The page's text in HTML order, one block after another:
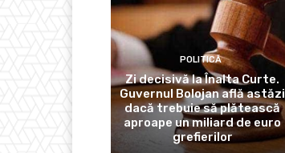
POLITICĂ
Zi decisivă la Înalta Curte.
Guvernul Bolojan află astăzi
dacă trebuie să plătească
aproape un miliard de euro
grefierilor